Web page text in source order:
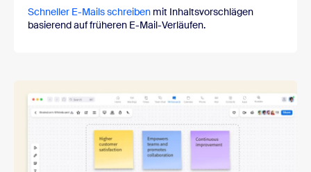
Schneller E-Mails schreiben mit Inhaltsvorschlägen
basierend auf früheren E-Mail-Verläufen.